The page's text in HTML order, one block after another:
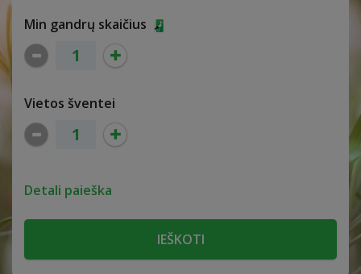
Min gandrų skaičius
Vietos šventei
Detali paieška